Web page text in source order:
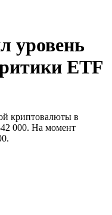
уровень
ETF
криптовалюты в
000. На момент